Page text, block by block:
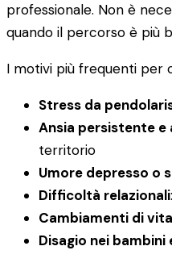
professionale. Non è
quando il percorso è più
I motivi più frequenti per
Stress da
Ansia persistente
territorio
Umore depresso o
Difficoltà relazionali
Cambiamenti di vita
Disagio nei